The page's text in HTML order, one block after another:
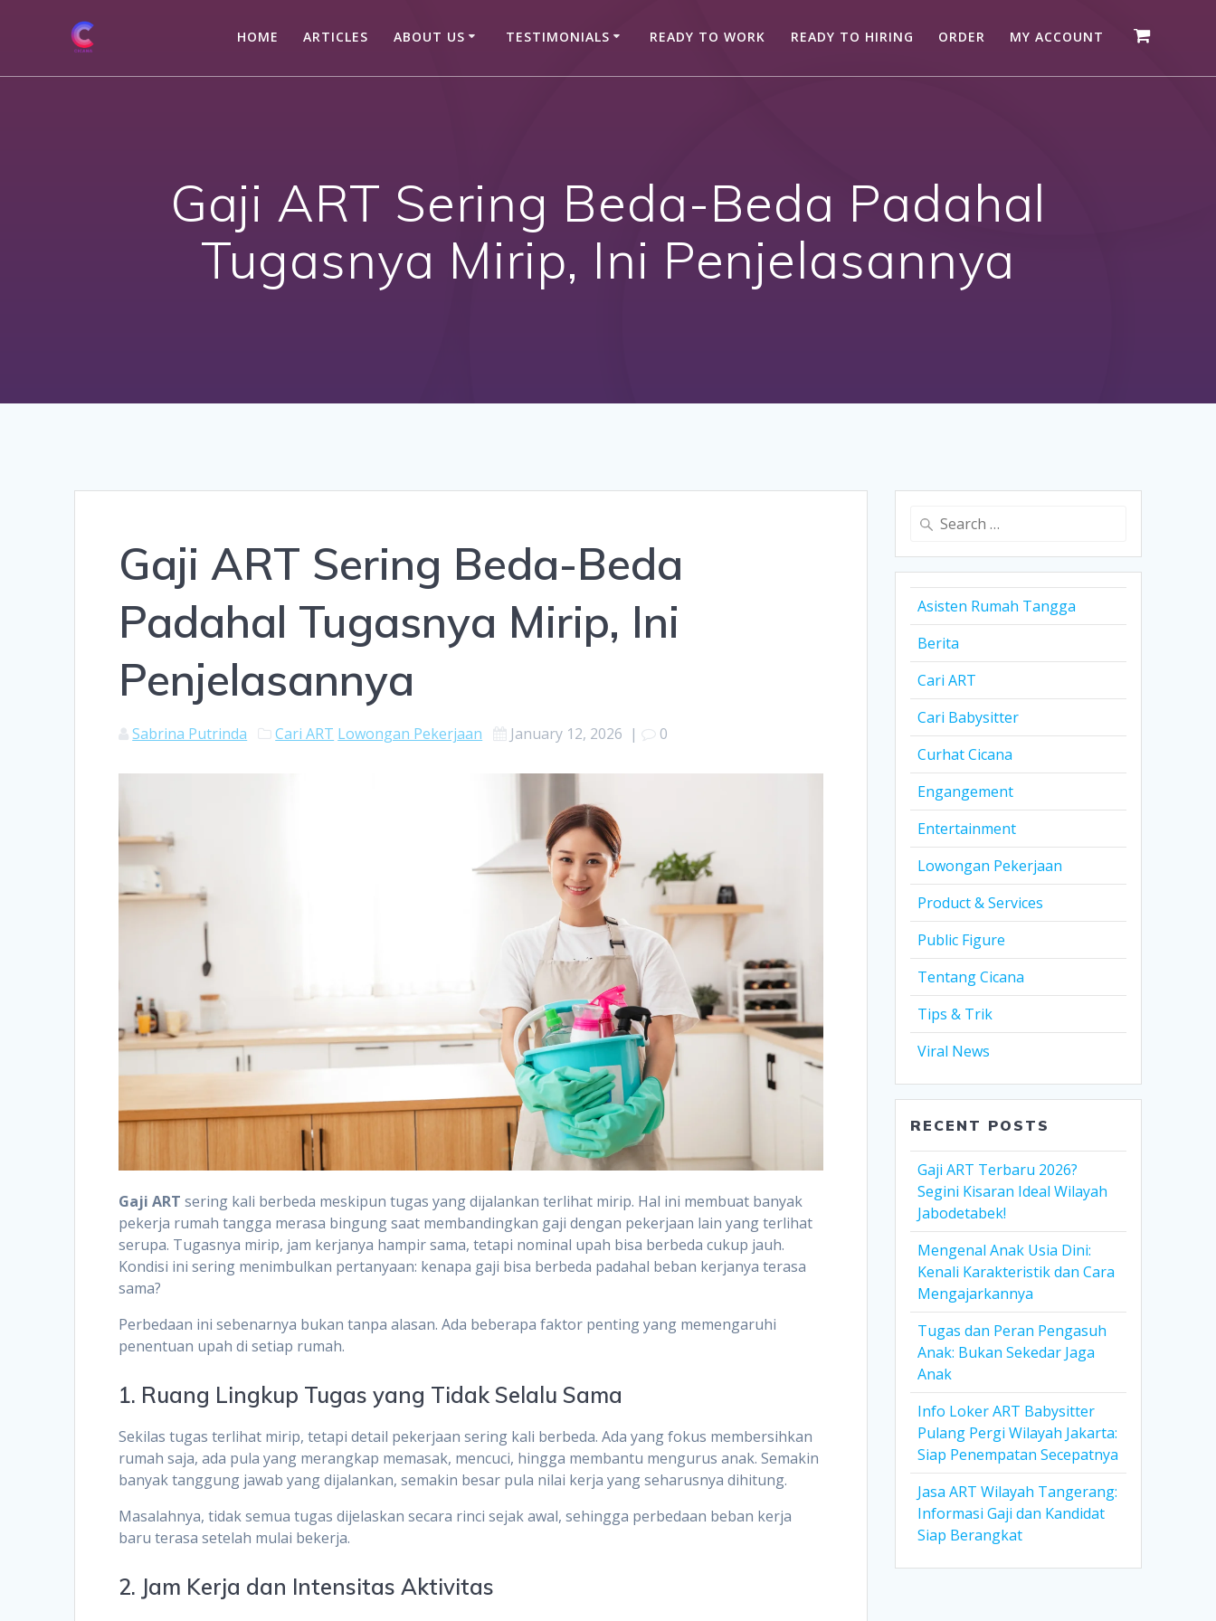
HOME ARTICLES ABOUT US TESTIMONIALS READY TO WORK READY TO HIRING ORDER MY ACCOUNT
Gaji ART Sering Beda-Beda Padahal
Tugasnya Mirip, Ini Penjelasannya
Gaji ART Sering Beda-Beda
Padahal Tugasnya Mirip, Ini
Penjelasannya
Sabrina Putrinda Cari ART Lowongan Pekerjaan January 12, 2026 | 0
Gaji ART sering kali berbeda meskipun tugas yang dijalankan terlihat mirip. Hal ini membuat banyak
pekerja rumah tangga merasa bingung saat membandingkan gaji dengan pekerjaan lain yang terlihat
serupa. Tugasnya mirip, jam kerjanya hampir sama, tetapi nominal upah bisa berbeda cukup jauh.
Kondisi ini sering menimbulkan pertanyaan: kenapa gaji bisa berbeda padahal beban kerjanya terasa
sama?
Perbedaan ini sebenarnya bukan tanpa alasan. Ada beberapa faktor penting yang memengaruhi
penentuan upah di setiap rumah.
1. Ruang Lingkup Tugas yang Tidak Selalu Sama
Sekilas tugas terlihat mirip, tetapi detail pekerjaan sering kali berbeda. Ada yang fokus membersihkan
rumah saja, ada pula yang merangkap memasak, mencuci, hingga membantu mengurus anak. Semakin
banyak tanggung jawab yang dijalankan, semakin besar pula nilai kerja yang seharusnya dihitung.
Masalahnya, tidak semua tugas dijelaskan secara rinci sejak awal, sehingga perbedaan beban kerja
baru terasa setelah mulai bekerja.
2. Jam Kerja dan Intensitas Aktivitas
Search
Asisten Rumah Tangga
Berita
Cari ART
Cari Babysitter
Curhat Cicana
Engangement
Entertainment
Lowongan Pekerjaan
Product & Services
Public Figure
Tentang Cicana
Tips & Trik
Viral News
RECENT POSTS
Gaji ART Terbaru 2026?
Segini Kisaran Ideal Wilayah
Jabodetabek!
Mengenal Anak Usia Dini:
Kenali Karakteristik dan Cara
Mengajarkannya
Tugas dan Peran Pengasuh
Anak: Bukan Sekedar Jaga
Anak
Info Loker ART Babysitter
Pulang Pergi Wilayah Jakarta:
Siap Penempatan Secepatnya
Jasa ART Wilayah Tangerang:
Informasi Gaji dan Kandidat
Siap Berangkat